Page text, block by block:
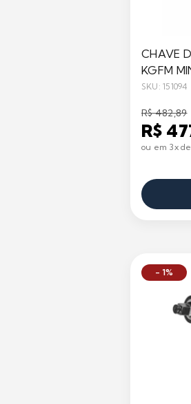
CHAVE
KGFM
SKU: 151094
R$ 482,89
R$
ou em 3x
- 1%